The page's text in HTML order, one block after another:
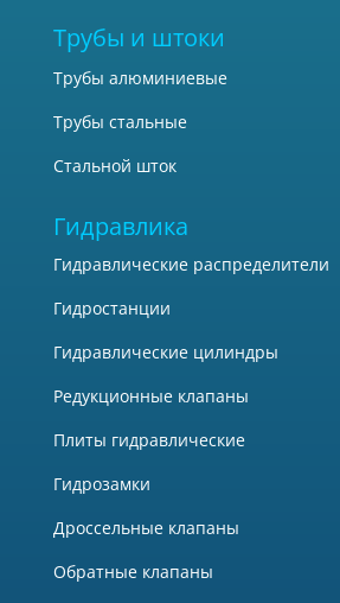
Трубы и штоки
Трубы алюминиевые
Трубы стальные
Стальной шток
Гидравлика
Гидравлические распределители
Гидростанции
Гидравлические цилиндры
Редукционные клапаны
Плиты гидравлические
Гидрозамки
Дроссельные клапаны
Обратные клапаны